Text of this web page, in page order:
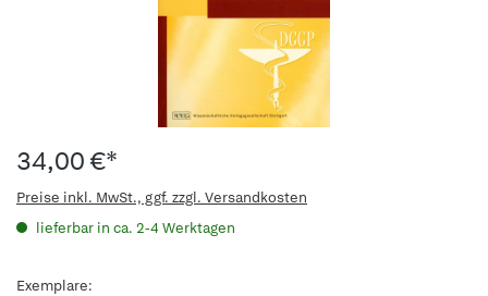
34,00 €*
Preise inkl. MwSt., ggf. zzgl. Versandkosten
lieferbar in ca. 2-4 Werktagen
Exemplare: